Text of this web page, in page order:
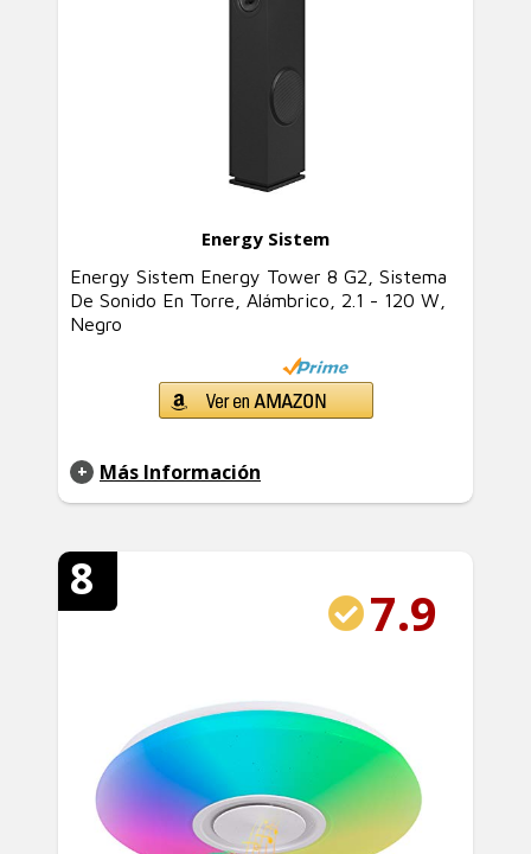
Energy Sistem
Energy Sistem Energy Tower 8 G2, Sistema
De Sonido En Torre, Alámbrico, 2.1 - 120 W,
Negro
Más Información
8
7.9